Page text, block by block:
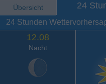
Übersicht 24
24 Stunden
12.08
Nacht